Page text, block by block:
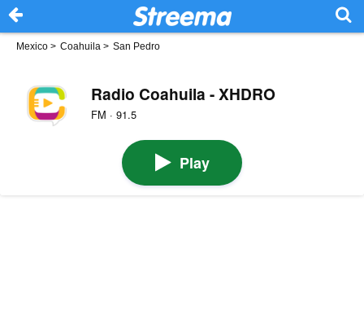
Mexico > Coahuila > San Pedro
Radio Coahuila - XHDRO
FM · 91.5
Play